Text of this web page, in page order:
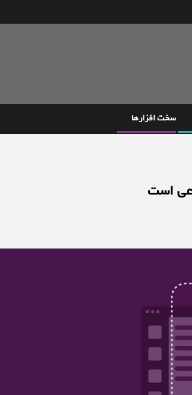
سخت افزارها